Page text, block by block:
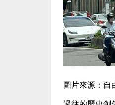
圖片來源：自